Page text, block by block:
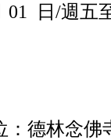
01 日/週五
：德林念佛